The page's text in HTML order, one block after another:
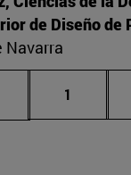
de Diseño de
Navarra
Página
1